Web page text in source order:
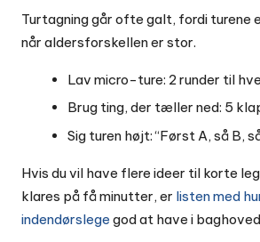
Turtagning går ofte galt, fordi turene
når aldersforskellen er stor.
Lav micro-ture: 2 runder til
Brug ting, der tæller ned: 5
Sig turen højt: “Først A, så B,
Hvis du vil have flere ideer til korte
klares på få minutter, er listen med
indendørslege god at have i